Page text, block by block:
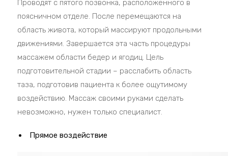
Проводят с пятого позвонка, расположенного в
поясничном отделе. После перемещаются на
область живота, который массируют продольными
движениями. Завершается эта часть процедуры
массажем области бедер и ягодиц. Цель
подготовительной стадии – расслабить область
таза, подготовив пациента к более ощутимому
воздействию. Массаж своими руками сделать
невозможно, нужен только специалист.
Прямое воздействие